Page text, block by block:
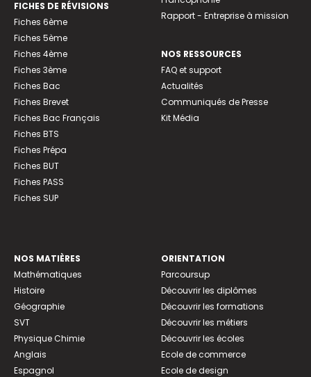
FICHES DE RÉVISIONS
Fiches 6ème
Fiches 5ème
Fiches 4ème
Fiches 3ème
Fiches Bac
Fiches Brevet
Fiches Bac Français
Fiches BTS
Fiches Prépa
Fiches BUT
Fiches PASS
Fiches SUP
Rapport - Entreprise à mission
NOS RESSOURCES
FAQ et support
Actualités
Communiqués de Presse
Kit Média
NOS MATIÈRES
Mathématiques
Histoire
Géographie
SVT
Physique Chimie
Anglais
Espagnol
ORIENTATION
Parcoursup
Découvrir les diplômes
Découvrir les formations
Découvrir les métiers
Découvrir les écoles
Ecole de commerce
Ecole de design